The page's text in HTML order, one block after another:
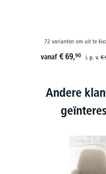
72 varianten om uit te
vanaf€ 69,90 i. p. v.€
Andere